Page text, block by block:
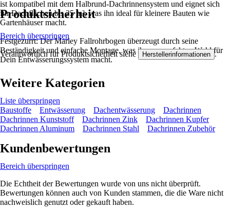
ist kompatibel mit dem Halbrund-Dachrinnensystem und eignet sich
für Dachflächen bis 25 m², was ihn ideal für kleinere Bauten wie
Gartenhäuser macht.
Festgezurrt: Der Marley Fallrohrbogen überzeugt durch seine
Beständigkeit und einfache Montage, was ihn zur perfekten Wahl für
Dein Entwässerungssystem macht.
Produktsicherheit
Bereich überspringen
Verantwortlich für Produktsicherheit siehe Herstellerinformationen .
Weitere Kategorien
Liste überspringen
Baustoffe
Entwässerung Dachentwässerung
Dachrinnen
Dachrinnen Kunststoff
Dachrinnen Zink
Dachrinnen Kupfer
Dachrinnen Aluminum
Dachrinnen Stahl Dachrinnen Zubehör
Kundenbewertungen
Bereich überspringen
Die Echtheit der Bewertungen wurde von uns nicht überprüft.
Bewertungen können auch von Kunden stammen, die die Ware nicht
nachweislich genutzt oder gekauft haben.